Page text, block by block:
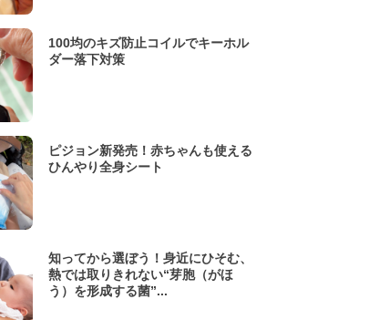
100均のキズ防止コイルでキーホル
ダー落下対策
ピジョン新発売！赤ちゃんも使える
ひんやり全身シート
知ってから選ぼう！身近にひそむ、
熱では取りきれない“芽胞（がほ
う）を形成する菌”...